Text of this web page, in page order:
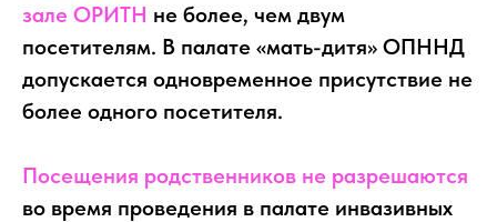
зале ОРИТН не более, чем двум
посетителям. В палате «мать-дитя» ОПННД
допускается одновременное присутствие не
более одного посетителя.
Посещения родственников не разрешаются
во время проведения в палате инвазивных